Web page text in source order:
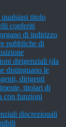
titolo
conferiti
di indirizzo
pubbliche di
dirigenziali (da
distinguano le
dirigenti
titolari di
con funzioni
discrezionali